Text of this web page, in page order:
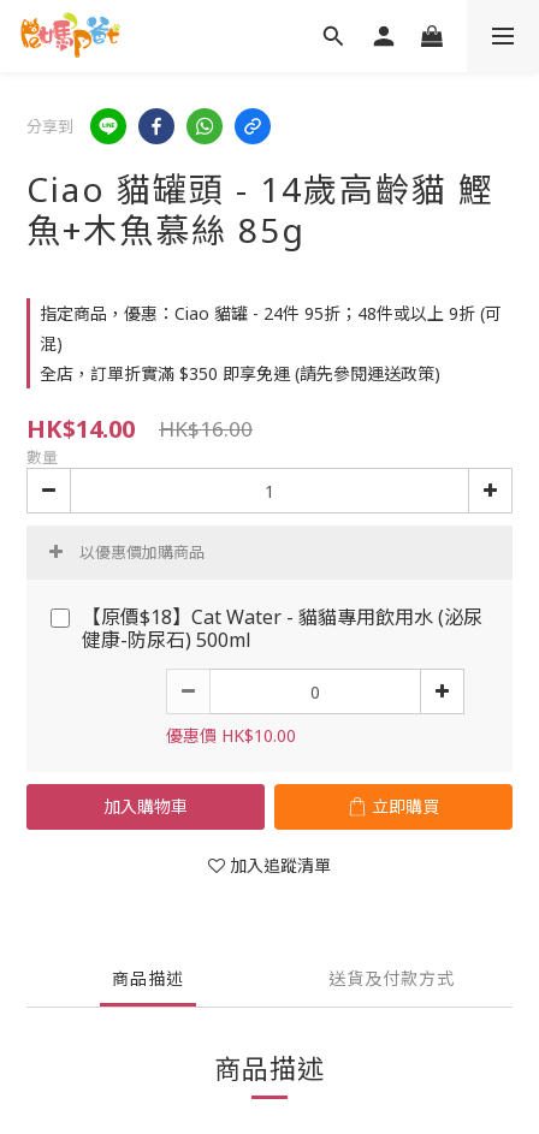
分享到
Ciao 貓罐頭 - 14歲高齡貓 鰹
魚+木魚慕絲 85g
指定商品，優惠：Ciao 貓罐 - 24件 95折；48件或以上 9折 (可
混)
全店，訂單折實滿 $350 即享免運 (請先參閱運送政策)
HK$14.00 HK$16.00
數量
以優惠價加購商品
【原價$18】Cat Water - 貓貓專用飲用水 (泌尿
健康-防尿石) 500ml
優惠價 HK$10.00
加入購物車 立即購買
加入追蹤清單
商品描述 送貨及付款方式
商品描述